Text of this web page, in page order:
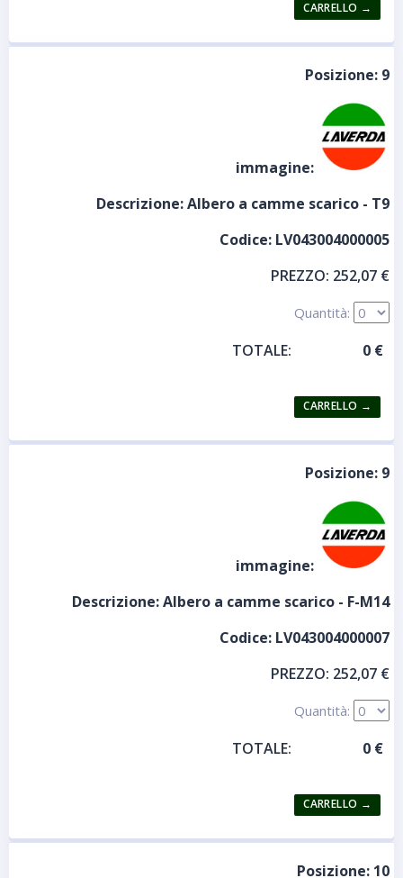
Posizione: 9
immagine:
Descrizione:Albero a camme scarico - T9
Codice: LV043004000005
PREZZO: 252,07 €
Quantità:
TOTALE:
Posizione: 9
immagine:
Descrizione:Albero a camme scarico - F-M14
Codice: LV043004000007
PREZZO: 252,07 €
Quantità:
TOTALE:
Posizione: 10